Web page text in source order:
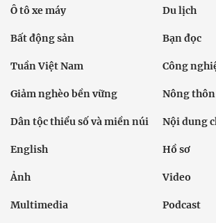
Ô tô xe máy Du lịch
Bất động sản Bạn đọc
Tuần Việt Nam Công
Giảm nghèo bền vững Nông
Dân tộc thiểu số và miền núi Nội dung
English Hồ sơ
Ảnh Video
Multimedia Podcast